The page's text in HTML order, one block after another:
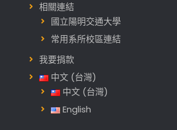
相關連結
國立陽明交通大學
常用系所校區連結
我要捐款
中文 (台灣)
中文 (台灣)
English